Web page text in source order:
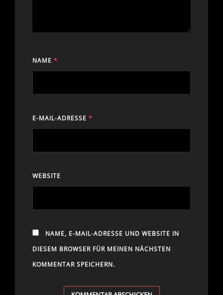
NAME *
E-MAIL-ADRESSE *
WEBSITE
NAME, E-MAIL-ADRESSE UND WEBSITE IN
DIESEM BROWSER FÜR MEINEN NÄCHSTEN
KOMMENTAR SPEICHERN.